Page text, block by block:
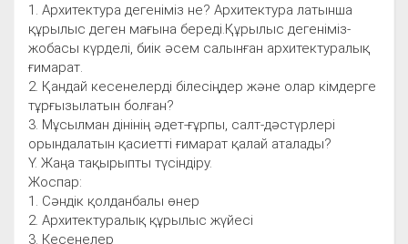
1. Архитектура дегеніміз не? Архитектура латынша
құрылыс деген мағына береді.Құрылыс дегеніміз-
жобасы күрделі, биік әсем салынған архитектуралық
ғимарат.
2. Қандай кесенелерді білесіңдер және олар кімдерге
тұрғызылатын болған?
3. Мұсылман дінінің әдет-ғұрпы, салт-дәстүрлері
орындалатын қасиетті ғимарат қалай аталады?
Ү. Жаңа тақырыпты түсіндіру.
Жоспар:
1. Сәндік қолданбалы өнер
2. Архитектуралық құрылыс жүйесі
3. Кесенелер